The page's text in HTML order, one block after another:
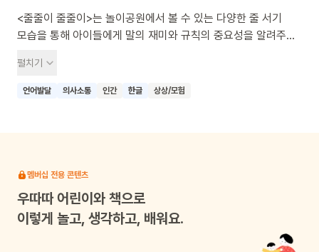
<줄줄이 줄줄이>는 놀이공원에서 볼 수 있는 다양한 줄 서기
모습을 통해 아이들에게 말의 재미와 규칙의 중요성을 알려주는
줄을 서고, 돌고래들도 쇼를 위해 줄을 맞추며, 퍼레이드 행렬도
줄줄이 행진하는 모습을 보여줘요. 단순하고 반복적인 말과
느끼고, 규칙의 중요성을 이해하며, 새로운 환경에 대한 두려움을
줄이기를 기대해요.
펼치기
언어발달 의사소통 인간 한글 상상/모험
멤버십 전용 콘텐츠
우따따어린이와 책으로
이렇게 놀고, 생각하고, 배워요.